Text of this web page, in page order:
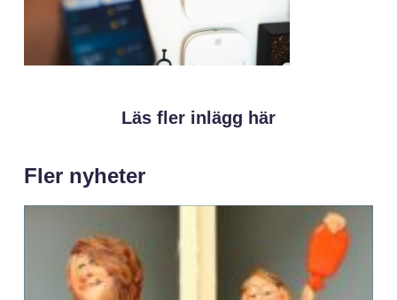
Läs fler inlägg här
Fler nyheter